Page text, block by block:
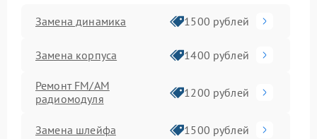
Замена динамика 1500 рублей
Замена корпуса 1400 рублей
Ремонт FM/AM
радиомодуля
1200 рублей
Замена шлейфа 1500 рублей